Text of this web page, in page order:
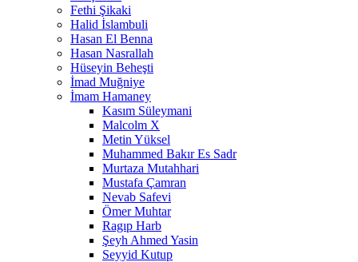
Fethi Şikaki
Halid İslambuli
Hasan El Benna
Hasan Nasrallah
Hüseyin Beheşti
İmad Muğniye
İmam Hamaney
Kasım Süleymani
Malcolm X
Metin Yüksel
Muhammed Bakır Es Sadr
Murtaza Mutahhari
Mustafa Çamran
Nevab Safevi
Ömer Muhtar
Ragıp Harb
Şeyh Ahmed Yasin
Seyyid Kutup